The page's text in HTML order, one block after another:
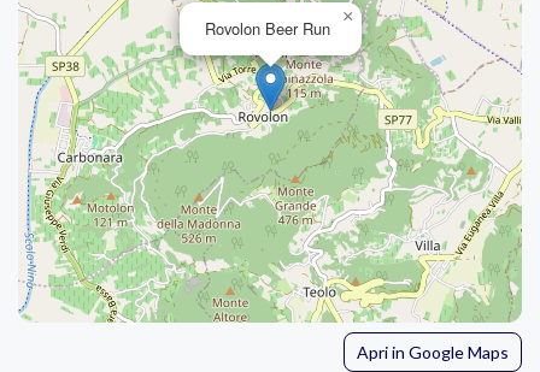
Rovolon Beer Run
×
Apri in Google Maps